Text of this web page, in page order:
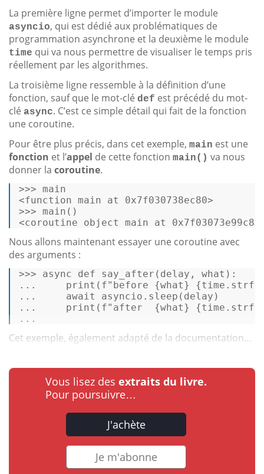
La première ligne permet d’importer le module
asyncio, qui est dédié aux problématiques de
programmation asynchrone et la deuxième le module
time qui va nous permettre de visualiser le temps pris
réellement par les algorithmes.
La troisième ligne ressemble à la définition d’une
fonction, sauf que le mot-clé def est précédé du mot-
clé async. C’est ce simple détail qui fait de la fonction
une coroutine.
Pour être plus précis, dans cet exemple, main est une
fonction et l’appel de cette fonction main() va nous
donner la coroutine.
>>> main
<function main at 0x7f030738ec80>
>>> main ()
<coroutine object main at 0
Nous allons maintenant essayer une coroutine avec
des arguments :
>>> async def say_after ( delay, what ):
... print ( f"before {what}
... await
asyncio.sleep(delay)
... print ( f"after {what}
...
Cet exemple, également adapté de la documentation...
Vous lisez des extraits du livre.
Pour poursuivre…
J'achète
Je m'abonne